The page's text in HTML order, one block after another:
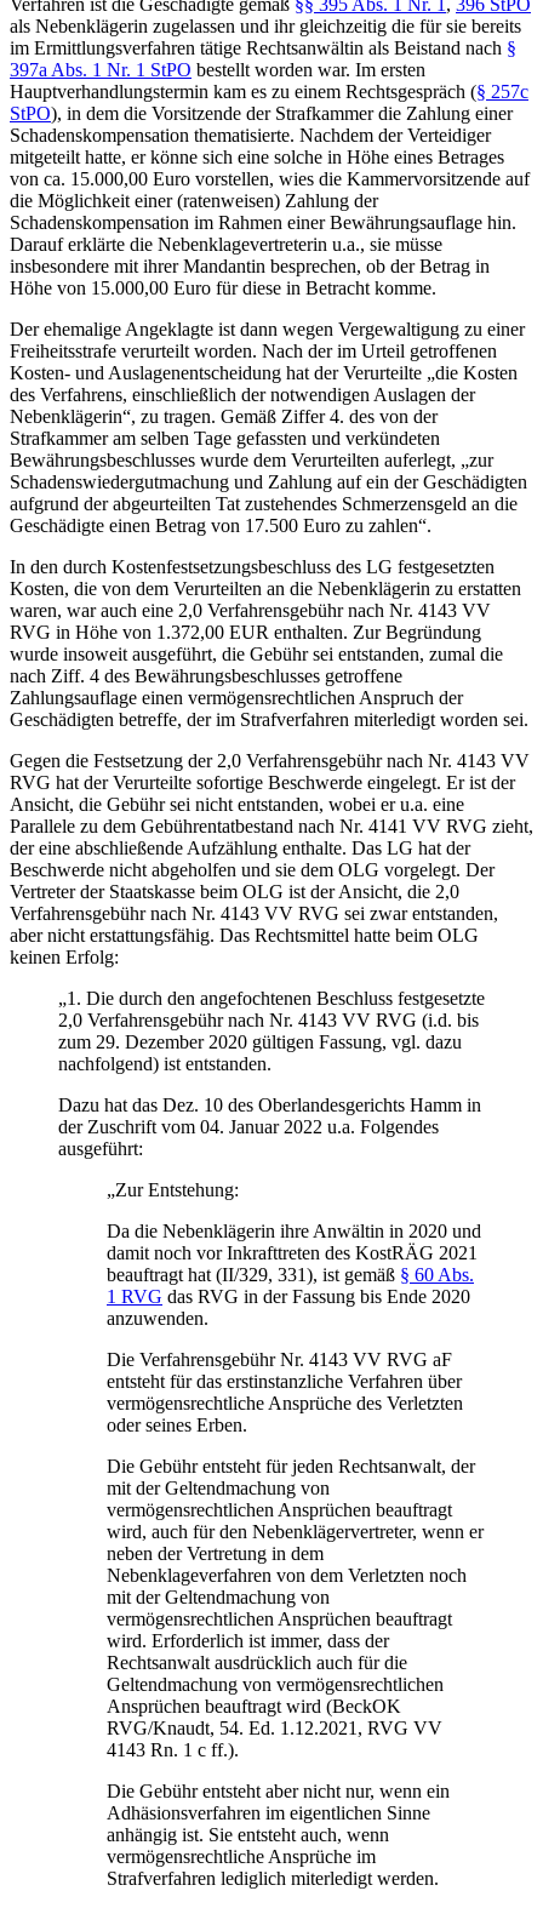
Verfahren ist die Geschädigte gemäß §§ 395 Abs. 1 Nr. 1, 396 StPO
als Nebenklägerin zugelassen und ihr gleichzeitig die für sie bereits
im Ermittlungsverfahren tätige Rechtsanwältin als Beistand nach §
397a Abs. 1 Nr. 1 StPO bestellt worden war. Im ersten
Hauptverhandlungstermin kam es zu einem Rechtsgespräch (§ 257c
StPO), in dem die Vorsitzende der Strafkammer die Zahlung einer
Schadenskompensation thematisierte. Nachdem der Verteidiger
mitgeteilt hatte, er könne sich eine solche in Höhe eines Betrages
von ca. 15.000,00 Euro vorstellen, wies die Kammervorsitzende auf
die Möglichkeit einer (ratenweisen) Zahlung der
Schadenskompensation im Rahmen einer Bewährungsauflage hin.
Darauf erklärte die Nebenklagevertreterin u.a., sie müsse
insbesondere mit ihrer Mandantin besprechen, ob der Betrag in
Höhe von 15.000,00 Euro für diese in Betracht komme.
Der ehemalige Angeklagte ist dann wegen Vergewaltigung zu einer
Freiheitsstrafe verurteilt worden. Nach der im Urteil getroffenen
Kosten- und Auslagenentscheidung hat der Verurteilte „die Kosten
des Verfahrens, einschließlich der notwendigen Auslagen der
Nebenklägerin“, zu tragen. Gemäß Ziffer 4. des von der
Strafkammer am selben Tage gefassten und verkündeten
Bewährungsbeschlusses wurde dem Verurteilten auferlegt, „zur
Schadenswiedergutmachung und Zahlung auf ein der Geschädigten
aufgrund der abgeurteilten Tat zustehendes Schmerzensgeld an die
Geschädigte einen Betrag von 17.500 Euro zu zahlen“.
In den durch Kostenfestsetzungsbeschluss des LG festgesetzten
Kosten, die von dem Verurteilten an die Nebenklägerin zu erstatten
waren, war auch eine 2,0 Verfahrensgebühr nach Nr. 4143 VV
RVG in Höhe von 1.372,00 EUR enthalten. Zur Begründung
wurde insoweit ausgeführt, die Gebühr sei entstanden, zumal die
nach Ziff. 4 des Bewährungsbeschlusses getroffene
Zahlungsauflage einen vermögensrechtlichen Anspruch der
Geschädigten betreffe, der im Strafverfahren miterledigt worden sei.
Gegen die Festsetzung der 2,0 Verfahrensgebühr nach Nr. 4143 VV
RVG hat der Verurteilte sofortige Beschwerde eingelegt. Er ist der
Ansicht, die Gebühr sei nicht entstanden, wobei er u.a. eine
Parallele zu dem Gebührentatbestand nach Nr. 4141 VV RVG zieht,
der eine abschließende Aufzählung enthalte. Das LG hat der
Beschwerde nicht abgeholfen und sie dem OLG vorgelegt. Der
Vertreter der Staatskasse beim OLG ist der Ansicht, die 2,0
Verfahrensgebühr nach Nr. 4143 VV RVG sei zwar entstanden,
aber nicht erstattungsfähig. Das Rechtsmittel hatte beim OLG
keinen Erfolg:
„1. Die durch den angefochtenen Beschluss festgesetzte
2,0 Verfahrensgebühr nach Nr. 4143 VV RVG (i.d. bis
zum 29. Dezember 2020 gültigen Fassung, vgl. dazu
nachfolgend) ist entstanden.
Dazu hat das Dez. 10 des Oberlandesgerichts Hamm in
der Zuschrift vom 04. Januar 2022 u.a. Folgendes
ausgeführt:
„Zur Entstehung:
Da die Nebenklägerin ihre Anwältin in 2020 und
damit noch vor Inkrafttreten des KostRÄG 2021
beauftragt hat (II/329, 331), ist gemäß § 60 Abs.
1 RVG das RVG in der Fassung bis Ende 2020
anzuwenden.
Die Verfahrensgebühr Nr. 4143 VV RVG aF
entsteht für das erstinstanzliche Verfahren über
vermögensrechtliche Ansprüche des Verletzten
oder seines Erben.
Die Gebühr entsteht für jeden Rechtsanwalt, der
mit der Geltendmachung von
vermögensrechtlichen Ansprüchen beauftragt
wird, auch für den Nebenklägervertreter, wenn er
neben der Vertretung in dem
Nebenklageverfahren von dem Verletzten noch
mit der Geltendmachung von
vermögensrechtlichen Ansprüchen beauftragt
wird. Erforderlich ist immer, dass der
Rechtsanwalt ausdrücklich auch für die
Geltendmachung von vermögensrechtlichen
Ansprüchen beauftragt wird (BeckOK
RVG/Knaudt, 54. Ed. 1.12.2021, RVG VV
4143 Rn. 1 c ff.).
Die Gebühr entsteht aber nicht nur, wenn ein
Adhäsionsverfahren im eigentlichen Sinne
anhängig ist. Sie entsteht auch, wenn
vermögensrechtliche Ansprüche im
Strafverfahren lediglich miterledigt werden.